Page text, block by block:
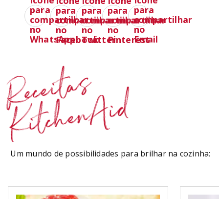
Receitas
KitchenAid
Um mundo de possibilidades para brilhar na cozinha: